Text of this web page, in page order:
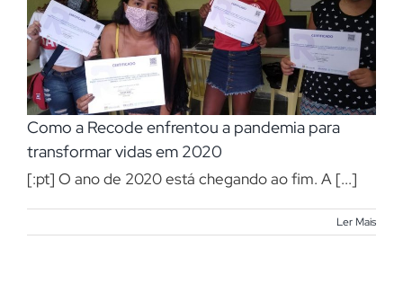
Como a Recode enfrentou a pandemia para
transformar vidas em 2020
[:pt] O ano de 2020 está chegando ao fim. A [...]
Ler Mais